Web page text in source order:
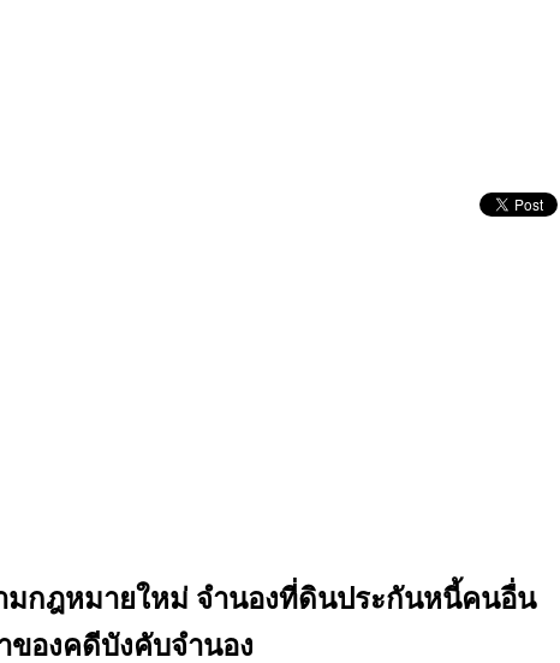
มกฎหมายใหม่ จำนองที่ดินประกันหนี้คนอื่น
ของคดีบังคับจำนอง